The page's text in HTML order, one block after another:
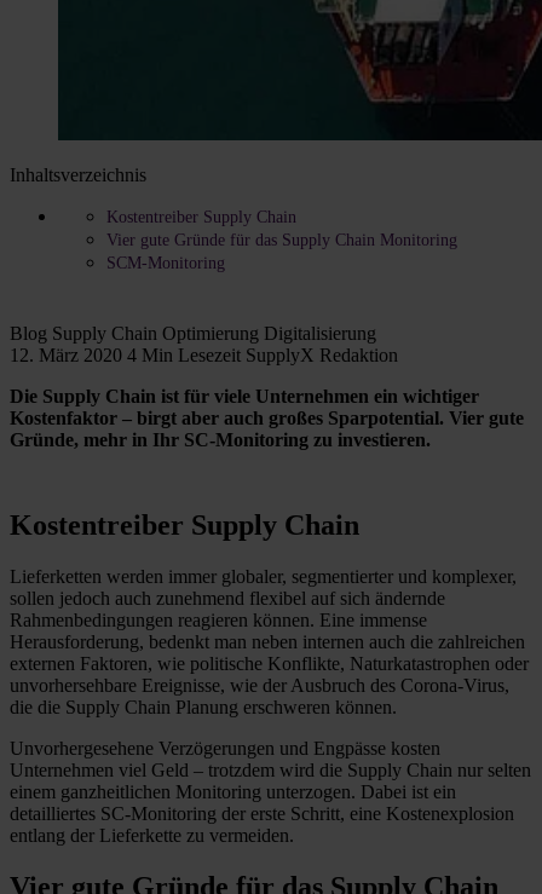
Inhaltsverzeichnis
Kostentreiber Supply Chain
Vier gute Gründe für das Supply Chain Monitoring
SCM-Monitoring
Blog Supply Chain Optimierung Digitalisierung
12. März 2020 4 Min Lesezeit SupplyX Redaktion
Die Supply Chain ist für viele Unternehmen ein wichtiger
Kostenfaktor – birgt aber auch großes Sparpotential. Vier gute
Gründe, mehr in Ihr SC-Monitoring zu investieren.
Kostentreiber Supply Chain
Lieferketten werden immer globaler, segmentierter und komplexer,
sollen jedoch auch zunehmend flexibel auf sich ändernde
Rahmenbedingungen reagieren können. Eine immense
Herausforderung, bedenkt man neben internen auch die zahlreichen
externen Faktoren, wie politische Konflikte, Naturkatastrophen oder
unvorhersehbare Ereignisse, wie der Ausbruch des Corona-Virus,
die die Supply Chain Planung erschweren können.
Unvorhergesehene Verzögerungen und Engpässe kosten
Unternehmen viel Geld – trotzdem wird die Supply Chain nur selten
einem ganzheitlichen Monitoring unterzogen. Dabei ist ein
detailliertes SC-Monitoring der erste Schritt, eine Kostenexplosion
entlang der Lieferkette zu vermeiden.
Vier gute Gründe für das Supply Chain